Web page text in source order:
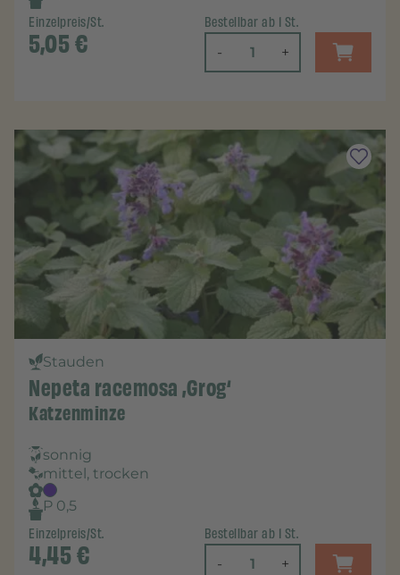
Einzelpreis/St.
5,05€
Bestellbar ab 1 St.
- +
Stauden
Nepeta racemosa ‚Grog‘
Katzenminze
sonnig
mittel, trocken
P 0,5
Einzelpreis/St.
4,45€
Bestellbar ab 1 St.
- +